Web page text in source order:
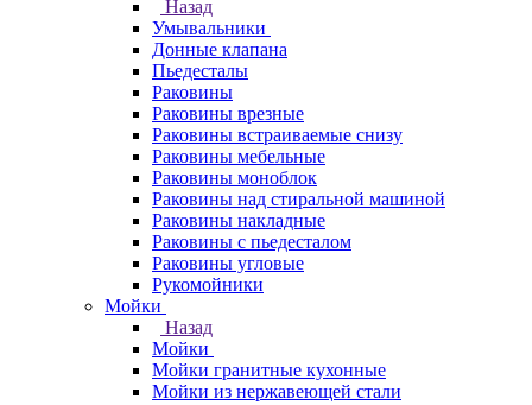
Назад
Умывальники
Донные клапана
Пьедесталы
Раковины
Раковины врезные
Раковины встраиваемые снизу
Раковины мебельные
Раковины моноблок
Раковины над стиральной машиной
Раковины накладные
Раковины с пьедесталом
Раковины угловые
Рукомойники
Мойки
Назад
Мойки
Мойки гранитные кухонные
Мойки из нержавеющей стали